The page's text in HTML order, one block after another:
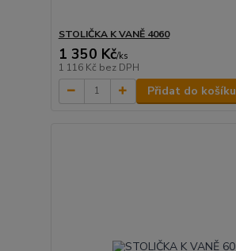
STOLIČKA K VANĚ 4060
1 350 Kč/ks
1 116 Kč bez DPH
Přidat do košíku